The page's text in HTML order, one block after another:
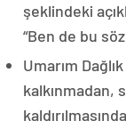
şeklindeki
“Ben de bu
Umarım
kalkınmadan,